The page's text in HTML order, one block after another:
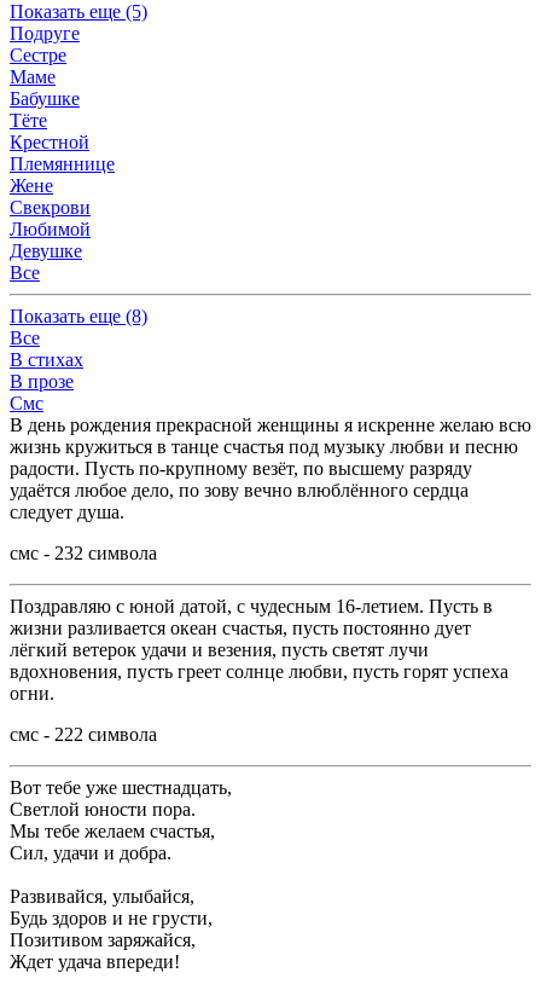
Показать еще (5)
Подруге
Сестре
Маме
Бабушке
Тёте
Крестной
Племяннице
Жене
Свекрови
Любимой
Девушке
Все
Показать еще (8)
Все
В стихах
В прозе
Смс
В день рождения прекрасной женщины я искренне желаю всю
жизнь кружиться в танце счастья под музыку любви и песню
радости. Пусть по-крупному везёт, по высшему разряду
удаётся любое дело, по зову вечно влюблённого сердца
следует душа.
смс - 232 символа
Поздравляю с юной датой, с чудесным 16-летием. Пусть в
жизни разливается океан счастья, пусть постоянно дует
лёгкий ветерок удачи и везения, пусть светят лучи
вдохновения, пусть греет солнце любви, пусть горят успеха
огни.
смс - 222 символа
Вот тебе уже шестнадцать,
Светлой юности пора.
Мы тебе желаем счастья,
Сил, удачи и добра.
Развивайся, улыбайся,
Будь здоров и не грусти,
Позитивом заряжайся,
Ждет удача впереди!